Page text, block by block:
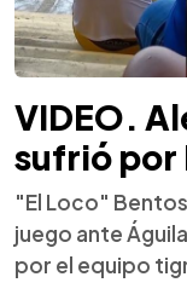
VIDEO.
sufrió por
"El Loco"
juego ante
por el equipo